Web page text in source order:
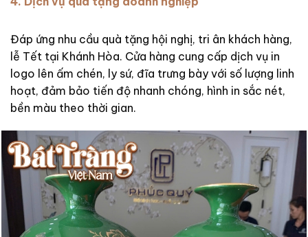
Đáp ứng nhu cầu quà tặng hội nghị, tri ân khách hàng,
lễ Tết tại Khánh Hòa. Cửa hàng cung cấp dịch vụ in
logo lên ấm chén, ly sứ, đĩa trưng bày với số lượng linh
hoạt, đảm bảo tiến độ nhanh chóng, hình in sắc nét,
bền màu theo thời gian.